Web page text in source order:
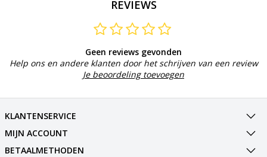
REVIEWS
Geen reviews gevonden
Help ons en andere klanten door het schrijven van een review
Je beoordeling toevoegen
KLANTENSERVICE
MIJN ACCOUNT
BETAALMETHODEN